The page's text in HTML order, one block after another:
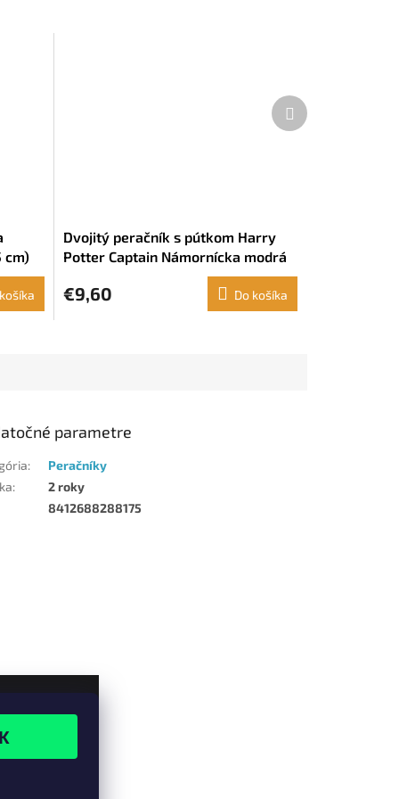
cm)
Dvojitý peračník s pútkom Harry
Potter Captain Námornícka modrá
€9,60 Do košíka
Ďalší
produkt
parametre
:
Peračníky
:
2 roky
8412688288175